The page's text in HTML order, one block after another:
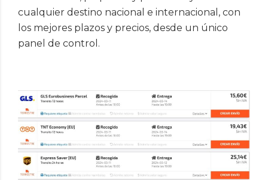
cualquier destino nacional e internacional, con
los mejores plazos y precios, desde un único
panel de control.